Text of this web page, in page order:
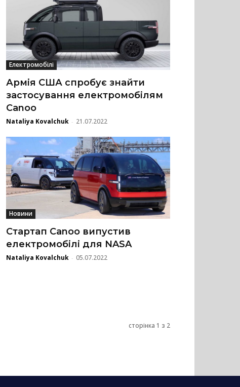
Електромобілі
Армія США спробує знайти
застосування електромобілям
Canoo
Nataliya Kovalchuk - 21.07.2022
Новини
Стартап Canoo випустив
електромобілі для NASA
Nataliya Kovalchuk - 05.07.2022
сторінка 1 з 2